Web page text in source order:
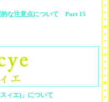
的な注意点について Part 15
ィエ)」について